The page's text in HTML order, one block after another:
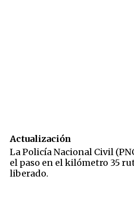
Actualización
La Policía Nacional Civil
el paso en el kilómetro 35
liberado.